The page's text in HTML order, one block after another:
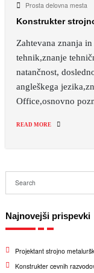
Prosta delovna mesta
Konstrukter
Zahtevana znanja
tehnik,znanje
natančnost,
angleškega
Office,osnovno
READ MORE
Najnovejši prispevki
Projektant strojno
Konstrukter cevnih